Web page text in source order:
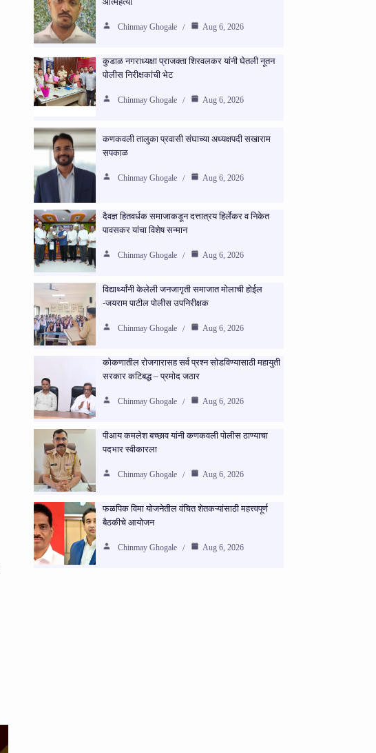
Chinmay Ghogale Aug 6, 2026
कुडाळ नगराध्यक्षा प्राजक्ता शिरवलकर यांनी घेतली नूतन
पोलीस निरीक्षकांची भेट
Chinmay Ghogale Aug 6, 2026
कणकवली तालुका प्रवासी संघाच्या अध्यक्षपदी सखाराम
सपकाळ
Chinmay Ghogale Aug 6, 2026
दैवज्ञ हितवर्धक समाजाकडून दत्तात्रय हिर्लेकर व निकेत
पावसकर यांचा विशेष सन्मान
Chinmay Ghogale Aug 6, 2026
विद्यार्थ्यांनी केलेली जनजागृती समाजात मोलाची होईल
-जयराम पाटील पोलीस उपनिरीक्षक
Chinmay Ghogale Aug 6, 2026
कोकणातील रोजगारासह सर्व प्रश्न सोडविण्यासाठी महायुती
सरकार कटिबद्ध – प्रमोद जठार
Chinmay Ghogale Aug 6, 2026
पीआय कमलेश बच्छाव यांनी कणकवली पोलीस ठाण्याचा
पदभार स्वीकारला
Chinmay Ghogale Aug 6, 2026
फळपिक विमा योजनेतील वंचित शेतकऱ्यांसाठी महत्त्वपूर्ण
बैठकीचे आयोजन
Chinmay Ghogale Aug 6, 2026